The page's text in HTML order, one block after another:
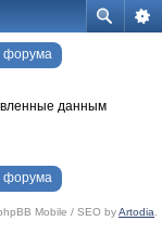
форума
данным
форума
Mobile / SEO byArtodia